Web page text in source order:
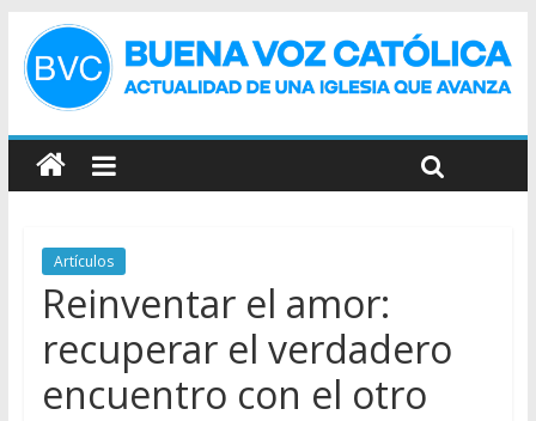
Artículos
Reinventar el amor:
recuperar el verdadero
encuentro con el otro